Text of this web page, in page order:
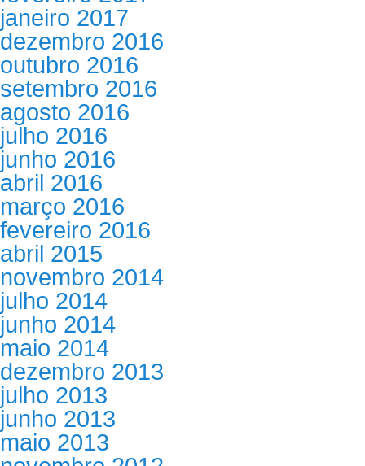
janeiro 2017
dezembro 2016
outubro 2016
setembro 2016
agosto 2016
julho 2016
junho 2016
abril 2016
março 2016
fevereiro 2016
abril 2015
novembro 2014
julho 2014
junho 2014
maio 2014
dezembro 2013
julho 2013
junho 2013
maio 2013